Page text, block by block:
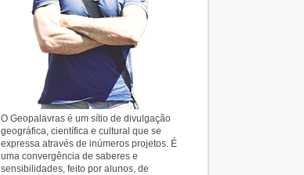
O Geopalavras é um sítio de divulgação
geográfica, científica e cultural que se
expressa através de inúmeros projetos. É
uma convergência de saberes e
sensibilidades, feito por alunos, de